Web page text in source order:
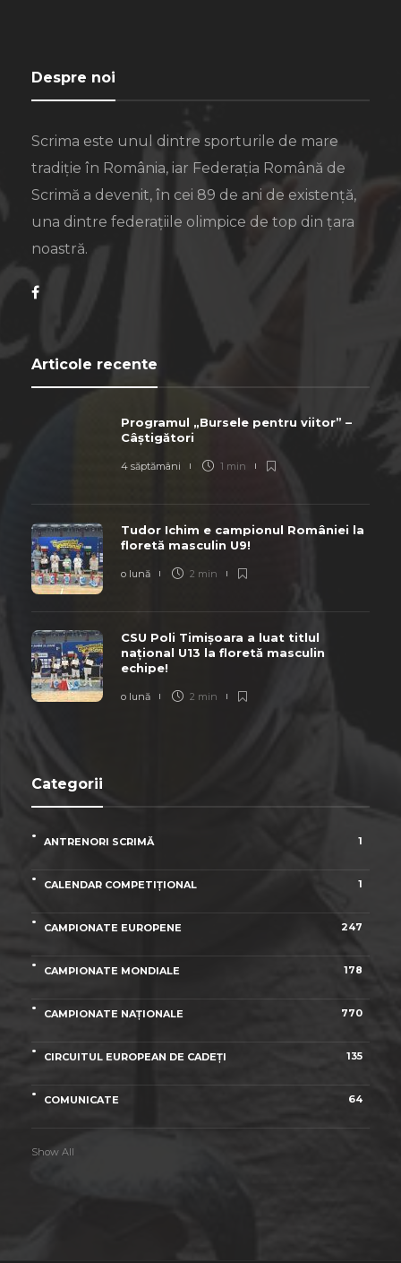
Despre noi
Scrima este unul dintre sporturile de mare
tradiție în România, iar Federația Română de
Scrimă a devenit, în cei 89 de ani de existență,
una dintre federațiile olimpice de top din țara
noastră.
Articole recente
Programul „Bursele pentru viitor” –
Câștigători
4 săptămâni 1 min
Tudor Ichim e campionul României la
floretă masculin U9!
o lună 2 min
CSU Poli Timișoara a luat titlul
național U13 la floretă masculin
echipe!
o lună 2 min
Categorii
ANTRENORI SCRIMĂ 1
CALENDAR COMPETIȚIONAL 1
CAMPIONATE EUROPENE 247
CAMPIONATE MONDIALE 178
CAMPIONATE NAȚIONALE 770
CIRCUITUL EUROPEAN DE CADEȚI 135
COMUNICATE 64
Show All